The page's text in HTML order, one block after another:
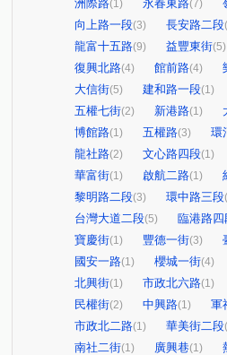
洲際路(1) 永春東路(7)
向上路一段(3) 長安路二段
龍富十五路(9) 益豐東街(5)
復興北路(4) 館前路(4)
大信街(5) 建和路一段(1)
五權七街(2) 新港路(1)
博館路(1) 五權路(3) 環
龍社路(2) 文心路四段(1)
華富街(1) 啟航二路(1)
黎明路二段(3) 環中路三段
台灣大道二段(5) 臨港路四
寶慶街(1) 豐德一街(3)
國安一路(1) 櫻城一街(4)
北興街(1) 市政北六路(1)
民權街(2) 中興路(1) 軍
市政北二路(1) 華美街二段
南社二街(1) 廣興巷(1)